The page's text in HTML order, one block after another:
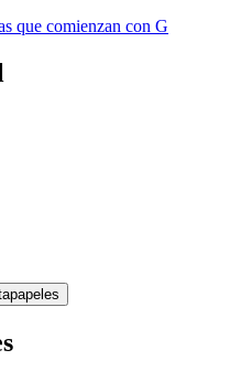
que comienzan con G